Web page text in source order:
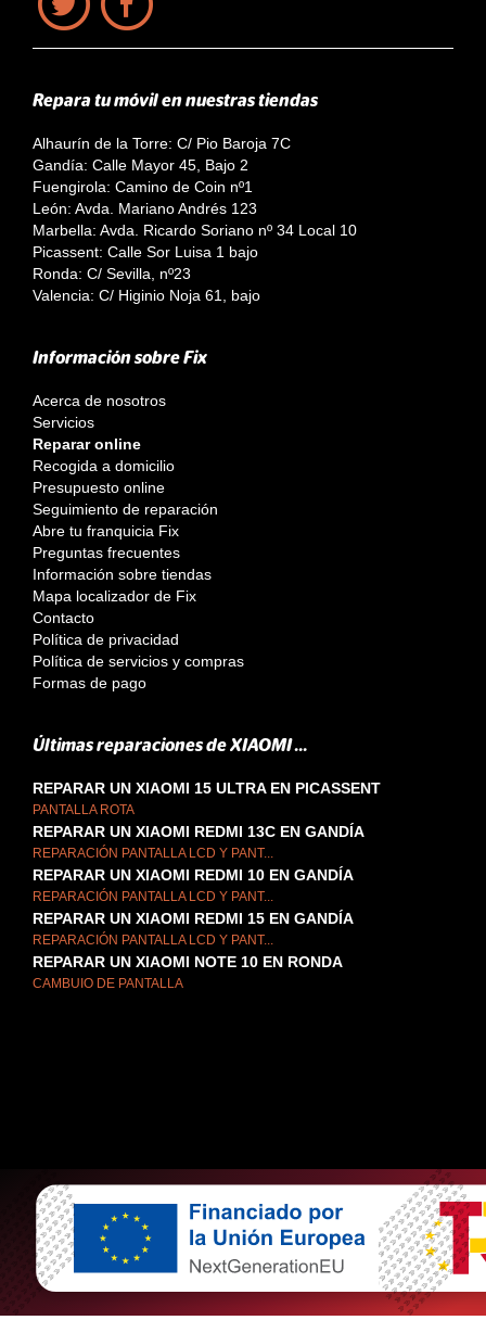
Repara tu móvil en nuestras tiendas
Alhaurín de la Torre: C/ Pio Baroja 7C
Gandía: Calle Mayor 45, Bajo 2
Fuengirola: Camino de Coin nº1
León: Avda. Mariano Andrés 123
Marbella: Avda. Ricardo Soriano nº 34 Local 10
Picassent: Calle Sor Luisa 1 bajo
Ronda: C/ Sevilla, nº23
Valencia: C/ Higinio Noja 61, bajo
Información sobre Fix
Acerca de nosotros
Servicios
Reparar online
Recogida a domicilio
Presupuesto online
Seguimiento de reparación
Abre tu franquicia Fix
Preguntas frecuentes
Información sobre tiendas
Mapa localizador de Fix
Contacto
Política de privacidad
Política de servicios y compras
Formas de pago
Últimas reparaciones de XIAOMI ...
REPARAR UN XIAOMI 15 ULTRA EN PICASSENT
PANTALLA ROTA
REPARAR UN XIAOMI REDMI 13C EN GANDÍA
REPARACIÓN PANTALLA LCD Y PANT...
REPARAR UN XIAOMI REDMI 10 EN GANDÍA
REPARACIÓN PANTALLA LCD Y PANT...
REPARAR UN XIAOMI REDMI 15 EN GANDÍA
REPARACIÓN PANTALLA LCD Y PANT...
REPARAR UN XIAOMI NOTE 10 EN RONDA
CAMBUIO DE PANTALLA